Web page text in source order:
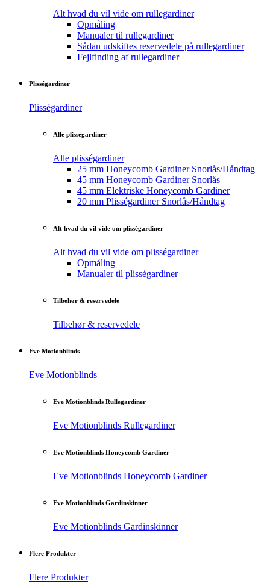
Alt hvad du vil vide om rullegardiner
Opmåling
Manualer til rullegardiner
Sådan udskiftes reservedele på rullegardiner
Fejlfinding af rullegardiner
Plisségardiner
Plisségardiner
Alle plisségardiner
Alle plisségardiner
25 mm Honeycomb Gardiner Snorlås/Håndtag
45 mm Honeycomb Gardiner Snorlås
45 mm Elektriske Honeycomb Gardiner
20 mm Plisségardiner Snorlås/Håndtag
Alt hvad du vil vide om plisségardiner
Alt hvad du vil vide om plisségardiner
Opmåling
Manualer til plisségardiner
Tilbehør & reservedele
Tilbehør & reservedele
Eve Motionblinds
Eve Motionblinds
Eve Motionblinds Rullegardiner
Eve Motionblinds Rullegardiner
Eve Motionblinds Honeycomb Gardiner
Eve Motionblinds Honeycomb Gardiner
Eve Motionblinds Gardinskinner
Eve Motionblinds Gardinskinner
Flere Produkter
Flere Produkter